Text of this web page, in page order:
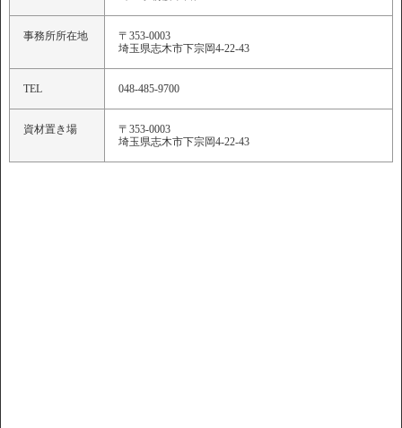
事務所所在地
〒353-0003
埼玉県志木市下宗岡4-22-43
TEL 048-485-9700
資材置き場
〒353-0003
埼玉県志木市下宗岡4-22-43